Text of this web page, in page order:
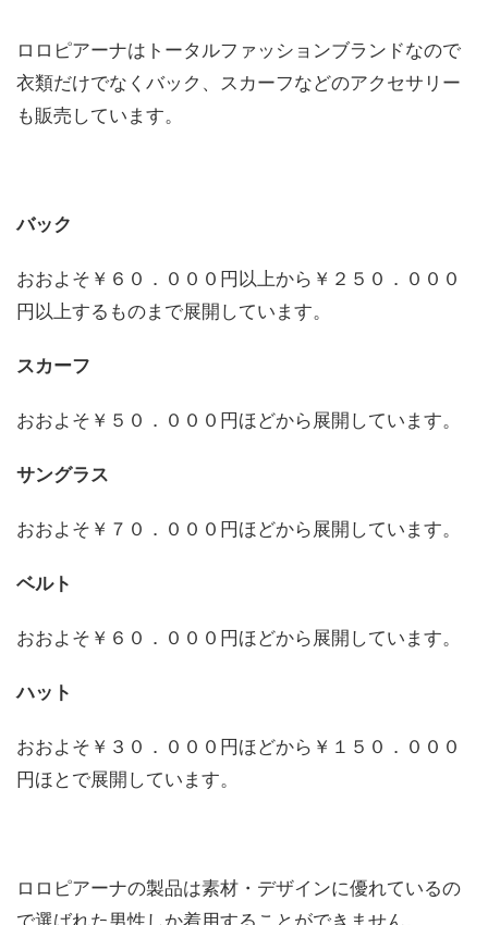
ロロピアーナはトータルファッションブランドなので
衣類だけでなくバック、スカーフなどのアクセサリー
も販売しています。
バック
おおよそ￥６０．０００円以上から￥２５０．０００
円以上するものまで展開しています。
スカーフ
おおよそ￥５０．０００円ほどから展開しています。
サングラス
おおよそ￥７０．０００円ほどから展開しています。
ベルト
おおよそ￥６０．０００円ほどから展開しています。
ハット
おおよそ￥３０．０００円ほどから￥１５０．０００
円ほとで展開しています。
ロロピアーナの製品は素材・デザインに優れているの
で選ばれた男性しか着用することができません。